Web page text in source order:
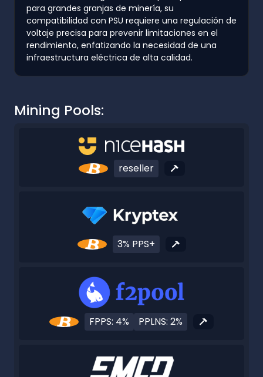
para grandes granjas de minería, su
compatibilidad con PSU requiere una regulación de
voltaje precisa para prevenir limitaciones en el
rendimiento, enfatizando la necesidad de una
infraestructura eléctrica de alta calidad.
Mining Pools:
reseller
3% PPS+
FPPS: 4% PPLNS: 2%